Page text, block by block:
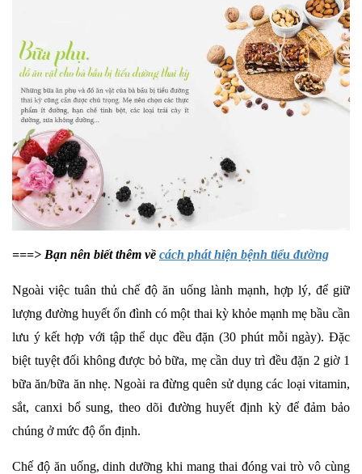
===> Bạn nên biết thêm về cách phát hiện bệnh tiểu đường
Ngoài việc tuân thủ chế độ ăn uống lành mạnh, hợp lý, để giữ
lượng đường huyết ổn đình có một thai kỳ khỏe mạnh mẹ bầu cần
lưu ý kết hợp với tập thể dục đều đặn (30 phút mỗi ngày). Đặc
biệt tuyệt đối không được bỏ bữa, mẹ cần duy trì đều đặn 2 giờ 1
bữa ăn/bữa ăn nhẹ. Ngoài ra đừng quên sử dụng các loại vitamin,
sắt, canxi bổ sung, theo dõi đường huyết định kỳ để đảm bảo
chúng ở mức độ ổn định.
Chế độ ăn uống, dinh dưỡng khi mang thai đóng vai trò vô cùng